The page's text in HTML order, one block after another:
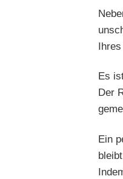
Es
Der
Ein